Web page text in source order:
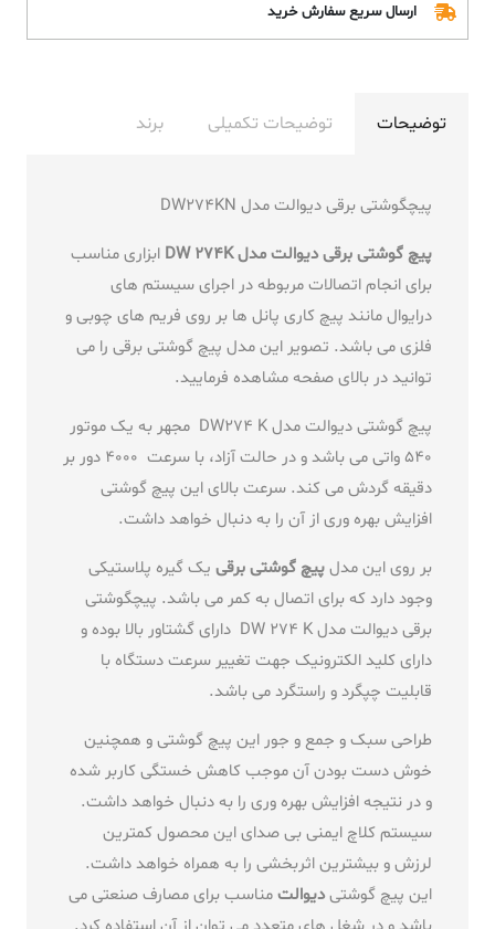
ارسال سریع سفارش خرید
توضیحات توضیحات تکمیلی برند
پیچگوشتی برقی دیوالت مدل DW274KN
پیچ گوشتی برقی دیوالت مدل DW 274K
ابزاری مناسب
برای انجام اتصالات مربوطه در اجرای سیستم های
درایوال مانند پیچ کاری پانل ها بر روی فریم های چوبی و
فلزی می باشد. تصویر این مدل پیچ گوشتی برقی را می
توانید در بالای صفحه مشاهده فرمایید.
پیچ گوشتی دیوالت مدل DW274 K مجهر به یک موتور
540 واتی می باشد و در حالت آزاد، با سرعت 4000 دور بر
دقیقه گردش می کند. سرعت بالای این پیچ گوشتی
افزایش بهره وری از آن را به دنبال خواهد داشت.
بر روی این مدلپیچ گوشتی برقی یک گیره پلاستیکی
وجود دارد که برای اتصال به کمر می باشد. پیچگوشتی
برقی دیوالت مدل DW 274 K دارای گشتاور بالا بوده و
دارای کلید الکترونیک جهت تغییر سرعت دستگاه با
قابلیت چپگرد و راستگرد می باشد.
طراحی سبک و جمع و جور این پیچ گوشتی و همچنین
خوش دست بودن آن موجب کاهش خستگی کاربر شده
و در نتیجه افزایش بهره وری را به دنبال خواهد داشت.
سیستم کلاچ ایمنی بی صدای این محصول کمترین
لرزش و بیشترین اثربخشی را به همراه خواهد داشت.
این پیچ گوشتیدیوالتمناسب برای مصارف صنعتی می